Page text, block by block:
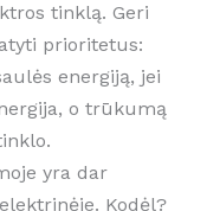
tinklą. Geri
prioritetus:
energiją, jei
o trūkumą
yra dar
Kodėl?